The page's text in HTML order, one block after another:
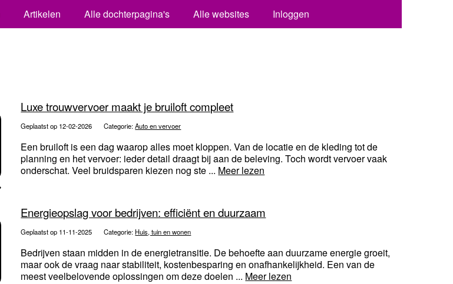
Artikelen Alle dochterpagina's Alle websites Inloggen
Luxe trouwvervoer maakt je bruiloft compleet
Geplaatst op 12-02-2026 Categorie:Auto en vervoer
Een bruiloft is een dag waarop alles moet kloppen. Van de locatie en de kleding tot de
planning en het vervoer: ieder detail draagt bij aan de beleving. Toch wordt vervoer vaak
onderschat. Veel bruidsparen kiezen nog ste ... Meer lezen
Energieopslag voor bedrijven: efficiënt en duurzaam
Geplaatst op 11-11-2025 Categorie: Huis, tuin en wonen
Bedrijven staan midden in de energietransitie. De behoefte aan duurzame energie groeit,
maar ook de vraag naar stabiliteit, kostenbesparing en onafhankelijkheid. Een van de
meest veelbelovende oplossingen om deze doelen ... Meer lezen